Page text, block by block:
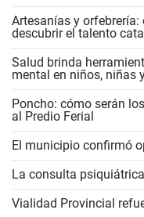
Artesanías y
descubrir el talento
Salud brinda
mental en niños, niñas
Poncho: cómo serán
al Predio Ferial
El municipio confirmó
La consulta
Vialidad Provincial